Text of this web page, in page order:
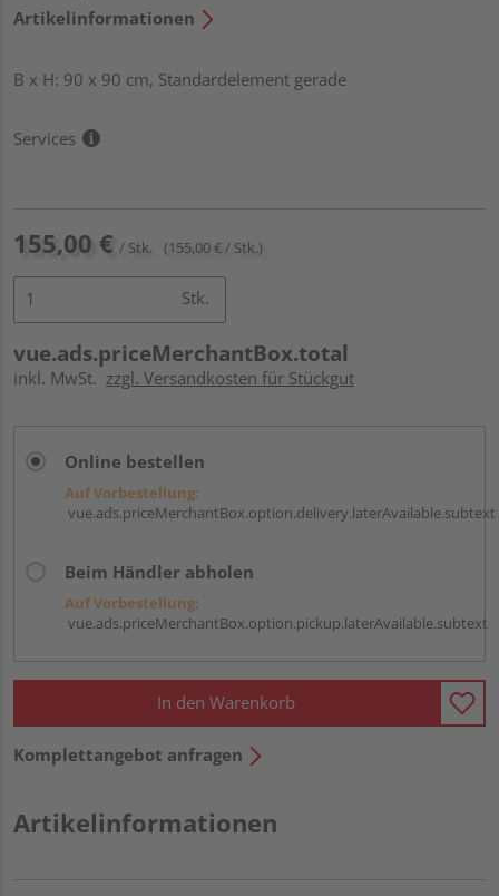
Artikelinformationen
B x H: 90 x 90 cm, Standardelement gerade
Services
155,00 € / Stk. (155,00 € / Stk.)
Stk.
vue.ads.priceMerchantBox.total
inkl. MwSt. zzgl. Versandkosten für Stückgut
Online bestellen
Auf Vorbestellung:
vue.ads.priceMerchantBox.option.delivery.laterAvailable.subtext
Beim Händler abholen
Auf Vorbestellung:
vue.ads.priceMerchantBox.option.pickup.laterAvailable.subtext
In den Warenkorb
Komplettangebot anfragen
Artikelinformationen